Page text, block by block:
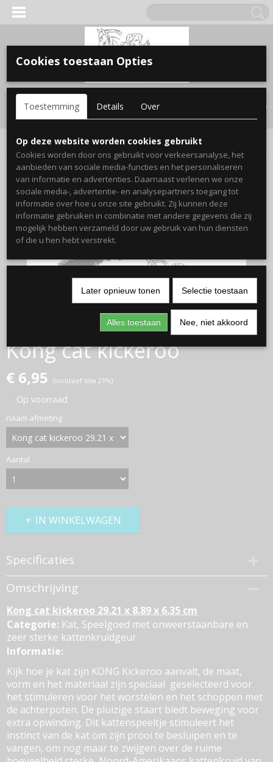
Inloggen Registreren
(0)
Home >kat >Katten speeltjes >Kong cat kickeroo
Kong cat kickeroo
€ 6,95 (inclusief btw 21%)
✓ Op voorraad
naam afmeting
Aantal
IN WINKELWAGEN
Specificaties
Productcode
449-290
EAN code
003558505550
Bruto gewicht
0,15 Kg
Omschrijving
Kong cat kickeroo 29.21 x 8.89 x 6.35 cm
Categorie: Kat, Speelgoed met onweerstaanbare en
zeer sterke kattenkruidgeur
Informatie:
Kijk hoe je kat zijn KONG Kickeroo aanvalt, de maat,
vorm en het materiaal zijn speciaal geselecteerd voor
het stimuleren voor het worstelen en het schoppen met
de achterpoten. De pluizige staart biedt beweging voor
extra opwinding. Dit kattenspeeltje stimuleert het
instinct van de kat om zijn prooi te besluipen en te
vangen, om nog maar te zwijgen over de ruime
Cookies toestaan Opties
Toestemming Details Over
Op deze website worden cookies gebruikt
Cookies worden door ons gebruikt voor verkeersanalyse, het
aanbieden van sociale media-functies en het personaliseren
van informatie en advertenties. Daarnaast verlenen we onze
sociale media-, advertentie- en analysepartners toegang tot
informatie over hoe u onze site gebruikt. Zij kunnen deze
informatie gebruiken in combinatie met andere gegevens die zij
mogelijk hebben verzameld door uw gebruik van hun diensten
of die u hen hebt verstrekt.
Later opnieuw tonen Selectie toestaan
Alles toestaan Nee, niet akkoord